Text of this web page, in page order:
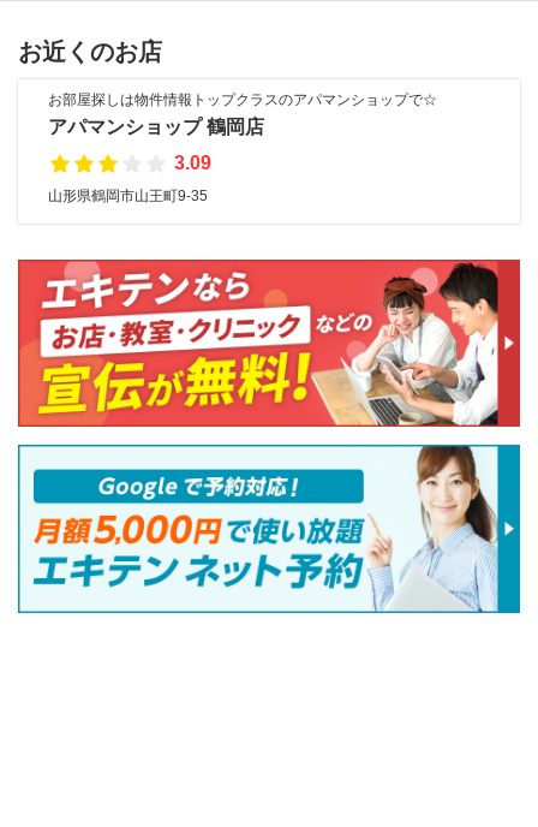
お近くのお店
お部屋探しは物件情報トップクラスのアパマンショップで☆
アパマンショップ 鶴岡店
3.09
山形県鶴岡市山王町9-35